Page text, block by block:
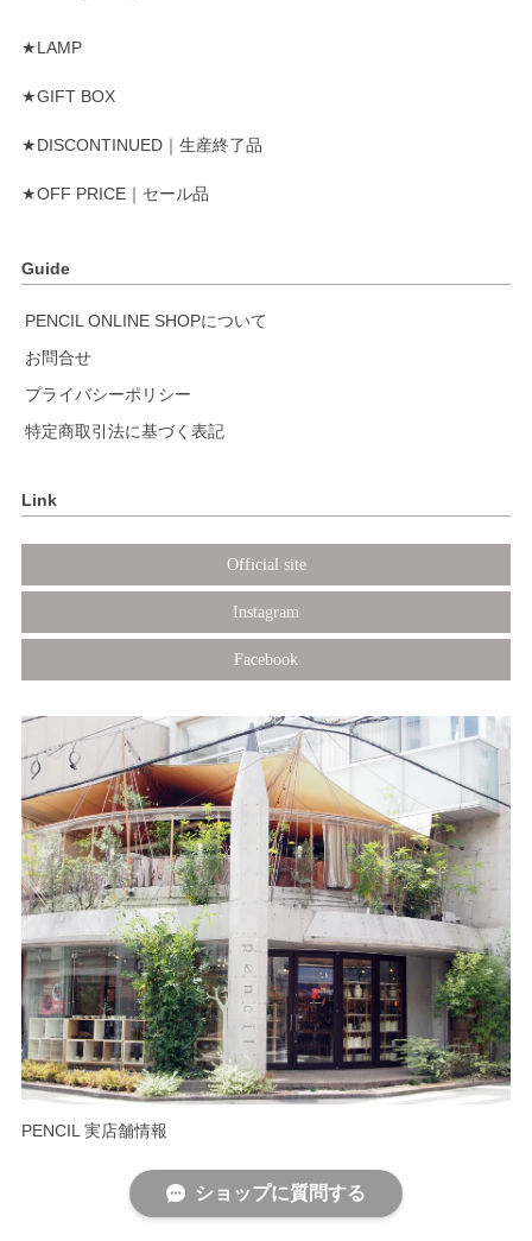
★LAMP
★GIFT BOX
★DISCONTINUED｜生産終了品
★OFF PRICE｜セール品
Guide
PENCIL ONLINE SHOPについて
お問合せ
プライバシーポリシー
特定商取引法に基づく表記
Link
Official site
Instagram
Facebook
PENCIL 実店舗情報
ショップに質問する